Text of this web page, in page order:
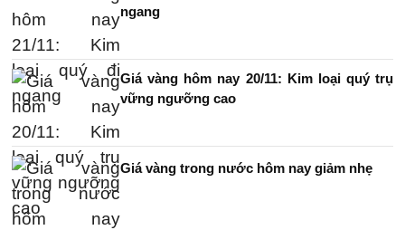
ngang
Giá vàng hôm nay 20/11: Kim loại quý trụ
vững ngưỡng cao
Giá vàng trong nước hôm nay giảm nhẹ